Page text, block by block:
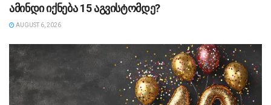
ამინდი იქნება 15 აგვისტომდე?
AUGUST 6, 2026